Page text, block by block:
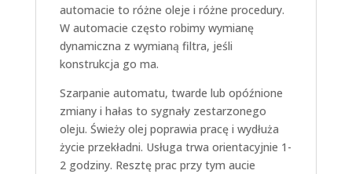
automacie to różne oleje i różne procedury.
W automacie często robimy wymianę
dynamiczna z wymianą filtra, jeśli
konstrukcja go ma.
Szarpanie automatu, twarde lub opóźnione
zmiany i hałas to sygnały zestarzonego
oleju. Świeży olej poprawia pracę i wydłuża
życie przekładni. Usługa trwa orientacyjnie 1-
2 godziny. Resztę prac przy tym aucie